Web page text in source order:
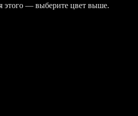
этого — выберите цвет выше.